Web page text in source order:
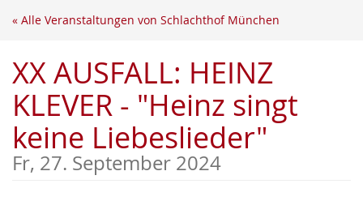
Zum
springen
« Alle Veranstaltungen von Schlachthof München
XX AUSFALL: HEINZ
KLEVER - "Heinz singt
keine Liebeslieder"
Fr, 27. September 2024